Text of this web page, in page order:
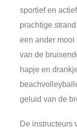
sportief en
prachtige
een ander mooi
van de
hapje en
geluid van de
De instructeurs